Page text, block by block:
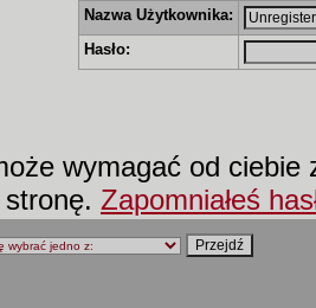
Nazwa Użytkownika:
Hasło:
wymagać od
Zapomniałeś